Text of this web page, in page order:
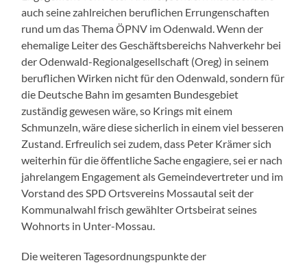
auch seine zahlreichen beruflichen Errungenschaften
rund um das Thema ÖPNV im Odenwald. Wenn der
ehemalige Leiter des Geschäftsbereichs Nahverkehr bei
der Odenwald-Regionalgesellschaft (Oreg) in seinem
beruflichen Wirken nicht für den Odenwald, sondern für
die Deutsche Bahn im gesamten Bundesgebiet
zuständig gewesen wäre, so Krings mit einem
Schmunzeln, wäre diese sicherlich in einem viel besseren
Zustand. Erfreulich sei zudem, dass Peter Krämer sich
weiterhin für die öffentliche Sache engagiere, sei er nach
jahrelangem Engagement als Gemeindevertreter und im
Vorstand des SPD Ortsvereins Mossautal seit der
Kommunalwahl frisch gewählter Ortsbeirat seines
Wohnorts in Unter-Mossau.
Die weiteren Tagesordnungspunkte der